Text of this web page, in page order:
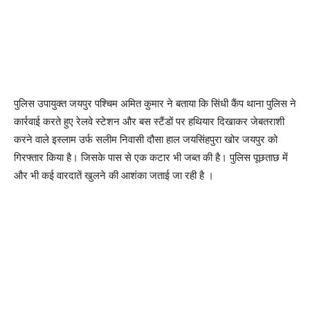
पुलिस उपायुक्त जयपुर पश्चिम अमित कुमार ने बताया कि सिंधी कैंप थाना पुलिस ने
कार्रवाई करते हुए रेलवे स्टेशन और बस स्टैंडों पर हथियार दिखाकर जेबतराशी
करने वाले इस्लाम उर्फ सलीम निवासी दौसा हाल जयसिंहपुरा खोर जयपुर को
गिरफ्तार किया है। जिसके पास से एक कटार भी जब्त की है। पुलिस पूछताछ में
और भी कई वारदातें खुलने की आशंका जताई जा रही है ।